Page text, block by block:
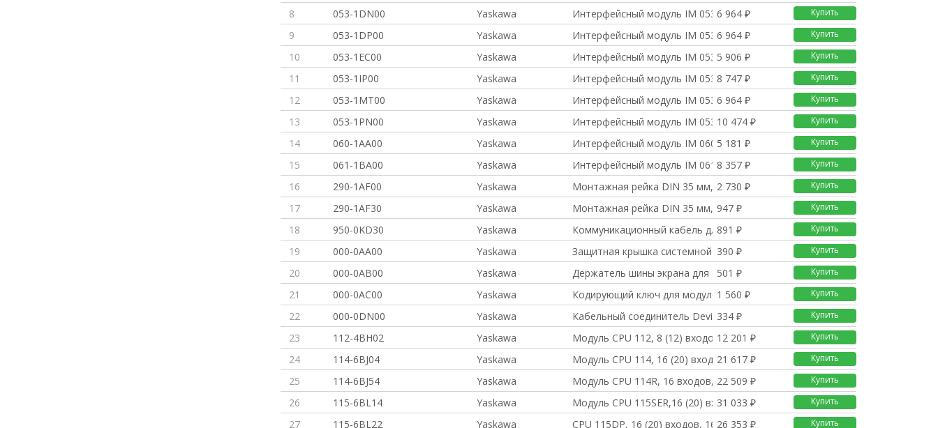
8 053-1DN00 Yaskawa Интерфейсный модуль IM 053DN,6 964 ₽ Купить
9 053-1DP00 Yaskawa Интерфейсный модуль IM 053DP,6 964 ₽ Купить
10 053-1EC00 Yaskawa Интерфейсный модуль IM 053EC,5 906 ₽ Купить
11 053-1IP00 Yaskawa Интерфейсный модуль IM 053IP,8 747 ₽ Купить
12 053-1MT00 Yaskawa Интерфейсный модуль IM 053MT,6 964 ₽ Купить
13 053-1PN00 Yaskawa Интерфейсный модуль IM 053PN,10 474 ₽ Купить
14 060-1AA00 Yaskawa Интерфейсный модуль IM 060 для
5 181 ₽ Купить
15 061-1BA00 Yaskawa Интерфейсный модуль IM 061 для
8 357 ₽ Купить
16 290-1AF00 Yaskawa Монтажная рейка DIN 35 мм, алю
2 730 ₽ Купить
17 290-1AF30 Yaskawa Монтажная рейка DIN 35 мм, алю
947 ₽ Купить
18 950-0KD30 Yaskawa Коммуникационный кабель для со
891 ₽ Купить
19 000-0AA00 Yaskawa Защитная крышка системной шины
390 ₽ Купить
20 000-0AB00 Yaskawa Держатель шины экрана для сист
501 ₽ Купить
21 000-0AC00 Yaskawa Кодирующий ключ для модулей ра
1 560 ₽ Купить
22 000-0DN00 Yaskawa Кабельный соединитель DeviceNE
334 ₽ Купить
23 112-4BH02 Yaskawa Модуль CPU 112, 8 (12) входов,12 201 ₽ Купить
24 114-6BJ04 Yaskawa Модуль CPU 114, 16 (20) входов21 617 ₽ Купить
25 114-6BJ54 Yaskawa Модуль CPU 114R, 16 входов, 822 509 ₽ Купить
26 115-6BL14 Yaskawa Модуль CPU 115SER,16 (20) вход31 033 ₽ Купить
27 115-6BL22 Yaskawa CPU 115DP, 16 (20) входов, 16 26 353 ₽ Купить